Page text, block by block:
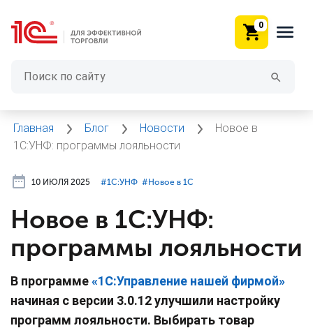
0
Главная Блог Новости
Новое в
1С:УНФ: программы лояльности
10 ИЮЛЯ 2025 #⁣1С:УНФ #⁣Новое в 1С
Новое в 1С:УНФ:
программы лояльности
В программе«1С:Управление нашей фирмой»
начиная с версии 3.0.12 улучшили настройку
программ лояльности. Выбирать товар